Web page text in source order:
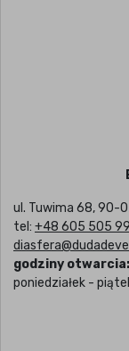
ul. Tuwima 68, 90-
tel: +48 605 505
godziny otwarcia:
poniedziałek -